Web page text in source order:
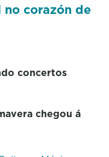
no corazón de
concertos
chegou á